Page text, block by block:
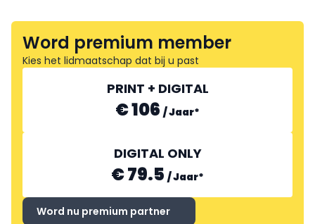
Word premium member
Kies het lidmaatschap dat bij u past
PRINT + DIGITAL
€ 106 /Jaar*
DIGITAL ONLY
€ 79.5 /Jaar*
Word nu premium partner